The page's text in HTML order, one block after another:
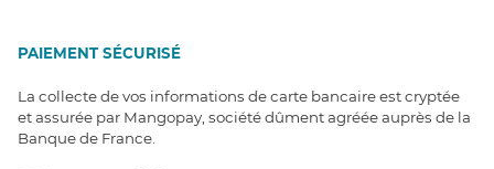
PAIEMENT SÉCURISÉ
La collecte de vos informations de carte bancaire est cryptée
et assurée par Mangopay, société dûment agréée auprès de la
Banque de France.